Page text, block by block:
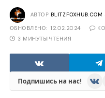
АВТОР BLITZFOXHUB.COM
ОБНОВЛЕНО: 12.02.2024
3 МИНУТЫ ЧТЕНИЯ
Подпишись на нас!